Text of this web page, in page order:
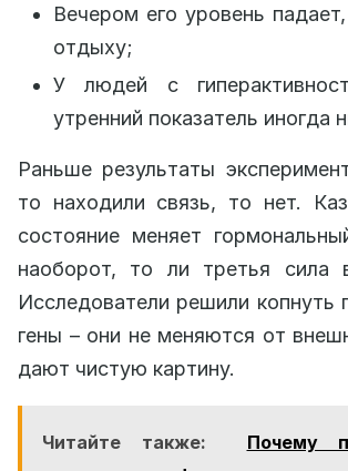
Вечером его уровень
отдыху;
У людей с
утренний показатель иногда
Раньше результаты
то находили связь, то нет.
состояние меняет
наоборот, то ли третья сила
Исследователи решили копнуть
гены – они не меняются от
дают чистую картину.
Читайте также:
Почему